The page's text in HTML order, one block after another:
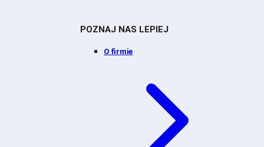
POZNAJ NAS LEPIEJ
O firmie